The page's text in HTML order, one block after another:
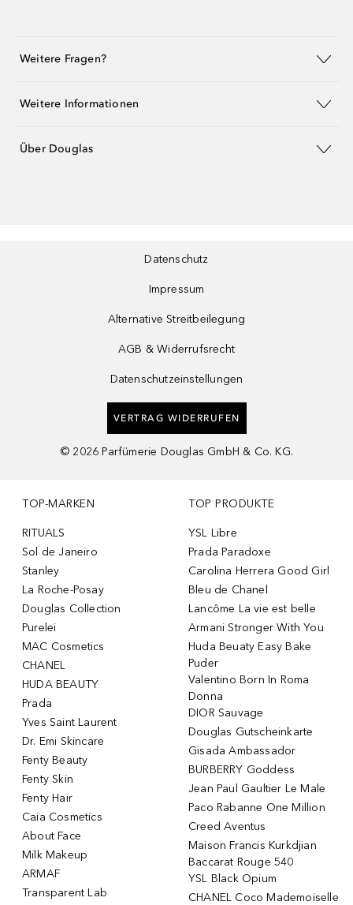
Weitere Fragen?
Weitere Informationen
Über Douglas
Datenschutz
Impressum
Alternative Streitbeilegung
AGB & Widerrufsrecht
Datenschutzeinstellungen
VERTRAG WIDERRUFEN
© 2026 Parfümerie Douglas GmbH & Co. KG.
TOP-MARKEN
RITUALS
Sol de Janeiro
Stanley
La Roche-Posay
Douglas Collection
Purelei
MAC Cosmetics
CHANEL
HUDA BEAUTY
Prada
Yves Saint Laurent
Dr. Emi Skincare
Fenty Beauty
Fenty Skin
Fenty Hair
Caia Cosmetics
About Face
Milk Makeup
ARMAF
Transparent Lab
TOP PRODUKTE
YSL Libre
Prada Paradoxe
Carolina Herrera Good Girl
Bleu de Chanel
Lancôme La vie est belle
Armani Stronger With You
Huda Beuaty Easy Bake
Puder
Valentino Born In Roma
Donna
DIOR Sauvage
Douglas Gutscheinkarte
Gisada Ambassador
BURBERRY Goddess
Jean Paul Gaultier Le Male
Paco Rabanne One Million
Creed Aventus
Maison Francis Kurkdjian
Baccarat Rouge 540
YSL Black Opium
CHANEL Coco Mademoiselle